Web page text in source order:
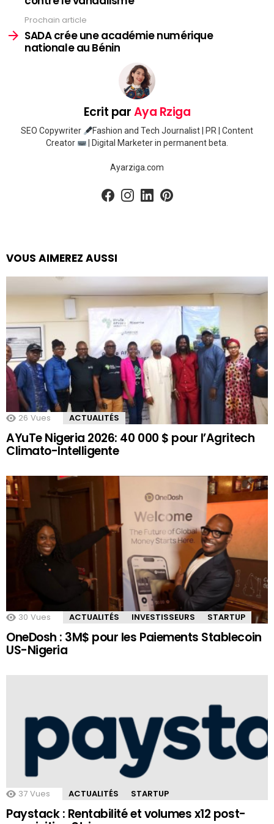
Prochain article
SADA crée une académie numérique
nationale au Bénin
Ecrit parAya Rziga
SEO Copywriter
Fashion and Tech Journalist | PR | Content
Creator
| Digital Marketer in permanent beta.
Ayarziga.com
facebookinstagram
linkedin
VOUS AIMEREZ AUSSI
26 Vues ACTUALITÉS
AYuTe Nigeria 2026: 40 000 $ pour l’Agritech
Climato-Intelligente
30 Vues ACTUALITÉS INVESTISSEURS STARTUP
OneDosh : 3M$ pour les Paiements Stablecoin
US-Nigeria
37 Vues ACTUALITÉS STARTUP
Paystack : Rentabilité et volumes x12 post-